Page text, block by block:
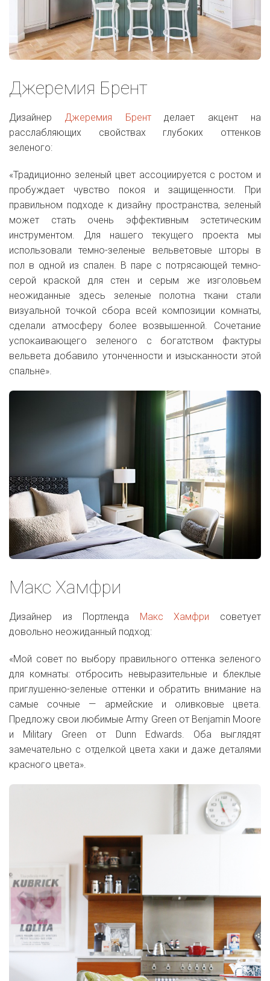
Джеремия Брент
Дизайнер Джеремия Брентделает акцент на
расслабляющих свойствах глубоких оттенков
зеленого:
«Традиционно зеленый цвет ассоциируется с ростом и
пробуждает чувство покоя и защищенности. При
правильном подходе к дизайну пространства, зеленый
может стать очень эффективным эстетическим
инструментом. Для нашего текущего проекта мы
использовали темно-зеленые вельветовые шторы в
пол в одной из спален. В паре с потрясающей темно-
серой краской для стен и серым же изголовьем
неожиданные здесь зеленые полотна ткани стали
визуальной точкой сбора всей композиции комнаты,
сделали атмосферу более возвышенной. Сочетание
успокаивающего зеленого с богатством фактуры
вельвета добавило утонченности и изысканности этой
спальне».
Макс Хамфри
Дизайнер из Портленда Макс Хамфри советует
довольно неожиданный подход:
«Мой совет по выбору правильного оттенка зеленого
для комнаты: отбросить невыразительные и блеклые
приглушенно-зеленые оттенки и обратить внимание на
самые сочные — армейские и оливковые цвета.
Предложу свои любимые Army Green от Benjamin Moore
и Military Green от Dunn Edwards. Оба выглядят
замечательно с отделкой цвета хаки и даже деталями
красного цвета».